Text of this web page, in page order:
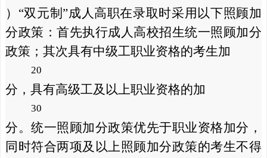
）“双元制”成人高职在录取时采用以下照顾加
分政策：首先执行成人高校招生统一照顾加分
政策；其次具有中级工职业资格的考生加
20
分，具有高级工及以上职业资格的加
30
分。统一照顾加分政策优先于职业资格加分，
同时符合两项及以上照顾加分政策的考生不得